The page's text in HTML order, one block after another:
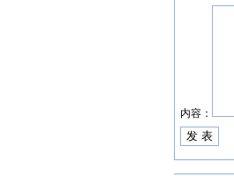
内容：